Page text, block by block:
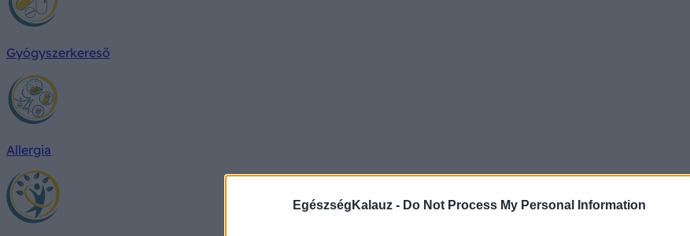
EgészségKalauz - Do Not Process My Personal Information
Gyógyszerkereső
Allergia